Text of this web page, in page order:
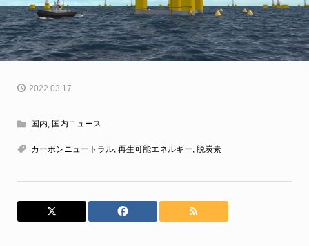
2022.03.17
国内, 国内ニュース
カーボンニュートラル, 再生可能エネルギー, 脱炭素